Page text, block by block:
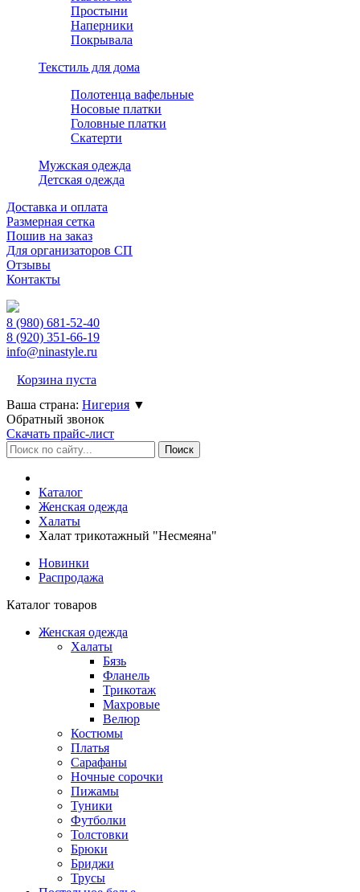
Простыни
Наперники
Покрывала
Текстиль для дома
Полотенца вафельные
Носовые платки
Головные платки
Скатерти
Мужская одежда
Детская одежда
Доставка и оплата
Размерная сетка
Пошив на заказ
Для организаторов СП
Отзывы
Контакты
8 (980) 681-52-40
8 (920) 351-66-19
info@ninastyle.ru
Корзина пуста
Ваша страна: Нигерия ▼
Обратный звонок
Скачать прайс-лист
Каталог
Женская одежда
Халаты
Халат трикотажный "Несмеяна"
Новинки
Распродажа
Каталог товаров
Женская одежда
Халаты
Бязь
Фланель
Трикотаж
Махровые
Велюр
Костюмы
Платья
Сарафаны
Ночные сорочки
Пижамы
Туники
Футболки
Толстовки
Брюки
Бриджи
Трусы